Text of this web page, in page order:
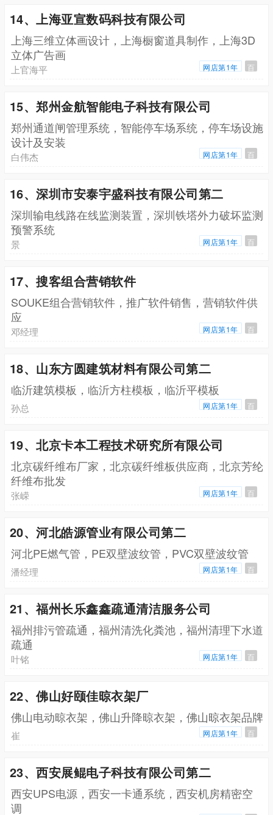
14、上海亚宣数码科技有限公司
上海三维立体画设计，上海橱窗道具制作，上海3D
立体广告画
上官海平 网店第1年 百
15、郑州金航智能电子科技有限公司
郑州通道闸管理系统，智能停车场系统，停车场设施
设计及安装
白伟杰 网店第1年 百
16、深圳市安泰宇盛科技有限公司第二
深圳输电线路在线监测装置，深圳铁塔外力破坏监测
预警系统
景 网店第1年 百
17、搜客组合营销软件
SOUKE组合营销软件，推广软件销售，营销软件供
应
邓经理 网店第1年 百
18、山东方圆建筑材料有限公司第二
临沂建筑模板，临沂方柱模板，临沂平模板
孙总 网店第1年 百
19、北京卡本工程技术研究所有限公司
北京碳纤维布厂家，北京碳纤维板供应商，北京芳纶
纤维布批发
张嵘 网店第1年 百
20、河北皓源管业有限公司第二
河北PE燃气管，PE双壁波纹管，PVC双壁波纹管
潘经理 网店第1年 百
21、福州长乐鑫鑫疏通清洁服务公司
福州排污管疏通，福州清洗化粪池，福州清理下水道
疏通
叶铭 网店第1年 百
22、佛山好颐佳晾衣架厂
佛山电动晾衣架，佛山升降晾衣架，佛山晾衣架品牌
崔 网店第1年 百
23、西安展鲲电子科技有限公司第二
西安UPS电源，西安一卡通系统，西安机房精密空
调